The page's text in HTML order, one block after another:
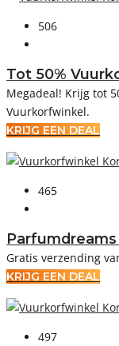
506
Tot 50%
Megadeal! Krijg tot
Vuurkorfwinkel.
KRIJG EEN DEAL
465
Gratis verzending
KRIJG EEN DEAL
497